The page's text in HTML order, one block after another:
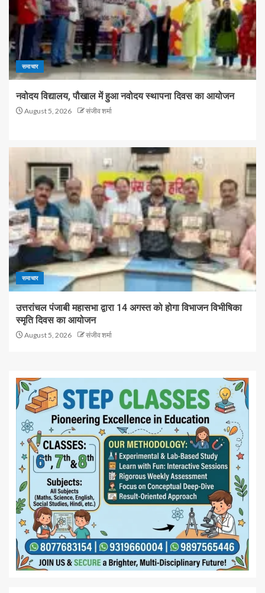
समाचार
नवोदय विद्यालय, पौखाल में हुआ नवोदय स्थापना दिवस का आयोजन
August 5, 2026 संजीव शर्मा
समाचार
उत्तरांचल पंजाबी महासभा द्वारा 14 अगस्त को होगा विभाजन विभीषिका
स्मृति दिवस का आयोजन
August 5, 2026 संजीव शर्मा